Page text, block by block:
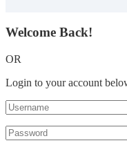
Welcome Back!
OR
Login to your account